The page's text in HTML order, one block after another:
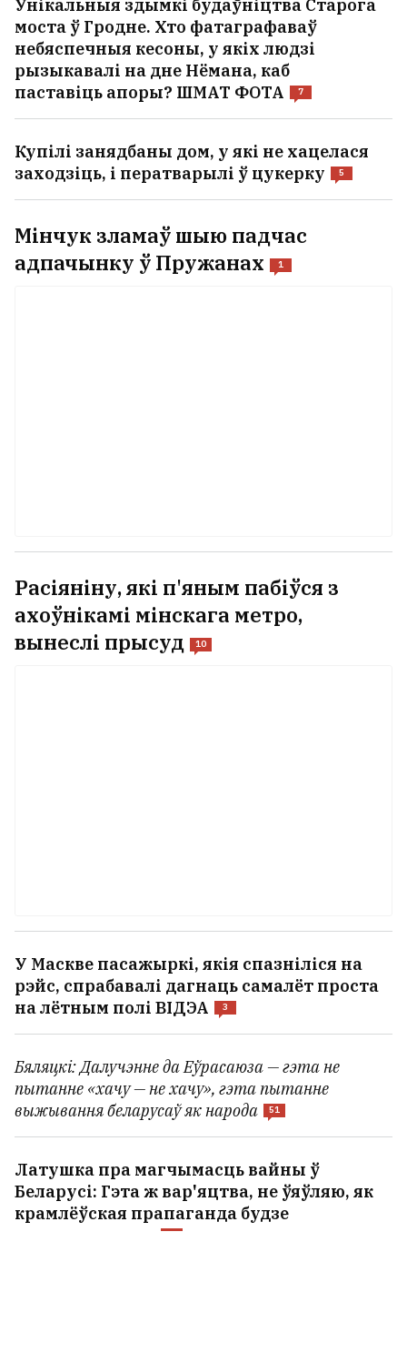
Унікальныя здымкі будаўніцтва Старога
моста ў Гродне. Хто фатаграфаваў
небяспечныя кесоны, у якіх людзі
рызыкавалі на дне Нёмана, каб
паставіць апоры? ШМАТ ФОТА
7
Купілі занядбаны дом, у які не хацелася
заходзіць, і ператварылі ў цукерку
5
Мінчук зламаў шыю падчас
адпачынку ў Пружанах
1
Расіяніну, які п'яным пабіўся з
ахоўнікамі мінскага метро,
вынеслі прысуд
10
У Маскве пасажыркі, якія спазніліся на
рэйс, спрабавалі дагнаць самалёт проста
на лётным полі ВІДЭА
3
Бяляцкі: Далучэнне да Еўрасаюза — гэта не
пытанне «хачу — не хачу», гэта пытанне
выжывання беларусаў як народа
51
Латушка пра магчымасць вайны ў
Беларусі: Гэта ж вар'яцтва, не ўяўляю, як
крамлёўская прапаганда будзе